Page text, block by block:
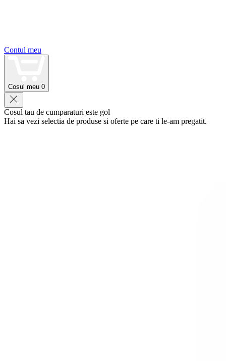
Contul meu
Cosul meu 0
Cosul tau de cumparaturi este gol
Hai sa vezi selectia de produse si oferte pe care ti le-am pregatit.